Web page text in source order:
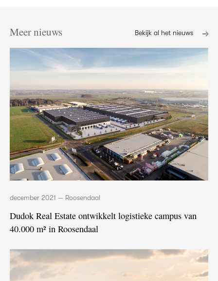
Meer nieuws Bekijk al het nieuws
december 2021 — Roosendaal
Dudok Real Estate ontwikkelt logistieke campus van
40.000 m² in Roosendaal